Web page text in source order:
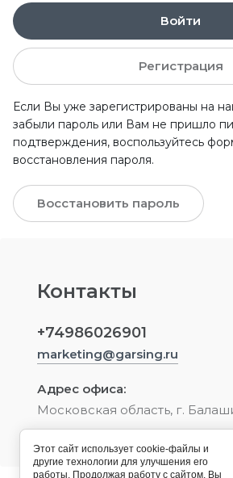
Войти
Регистрация
Если Вы уже зарегистрированы на
забыли пароль или Вам не пришло
подтверждения, воспользуйтесь
восстановления пароля.
Восстановить пароль
Контакты
+74986026901
marketing@garsing.ru
Адрес офиса:
Московская область, г.
Этот сайт использует cookie-файлы и
другие технологии для улучшения его
работы. Продолжая работу с сайтом, Вы